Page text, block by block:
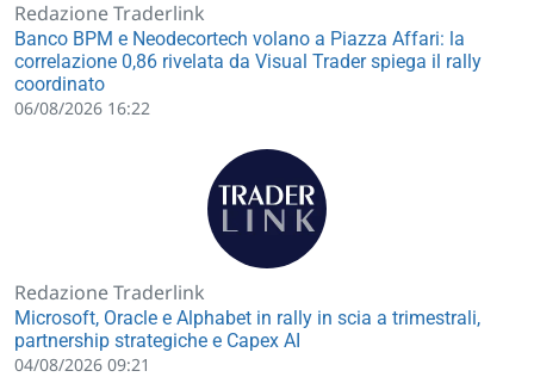
Redazione Traderlink
Banco BPM e Neodecortech volano a Piazza Affari: la
correlazione 0,86 rivelata da Visual Trader spiega il rally
coordinato
06/08/2026 16:22
Redazione Traderlink
Microsoft, Oracle e Alphabet in rally in scia a trimestrali,
partnership strategiche e Capex AI
04/08/2026 09:21